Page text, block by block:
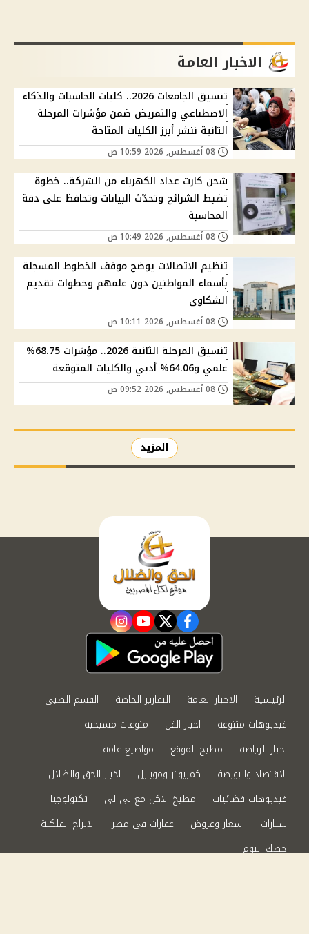
الاخبار العامة
تنسيق الجامعات 2026.. كليات الحاسبات والذكاء
الاصطناعي والتمريض ضمن مؤشرات المرحلة
الثانية ننشر أبرز الكليات المتاحة
شحن كارت عداد الكهرباء من الشركة.. خطوة
تضبط الشرائح وتحدّث البيانات وتحافظ على دقة
المحاسبة
تنظيم الاتصالات يوضح موقف الخطوط المسجلة
بأسماء المواطنين دون علمهم وخطوات تقديم
الشكاوى
تنسيق المرحلة الثانية 2026.. مؤشرات 68.75%
علمي و64.06% أدبي والكليات المتوقعة
المزيد
facebook
twitter
youtube
instagram
الرئيسية الاخبار العامة التقارير الخاصة
القسم الطبي
فيديوهات متنوعة
اخبار الفن
منوعات مسيحية
اخبار الرياضة
مطبخ الموقع
مواضيع عامة
الاقتصاد والبورصة
كمبيوتر وموبايل
اخبار الحق والضلال
فيديوهات فضائيات
مطبخ الاكل مع لى لى
تكنولوجيا
سيارات
اسعار وعروض عقارات في مصر
الابراج الفلكية
حظك اليوم